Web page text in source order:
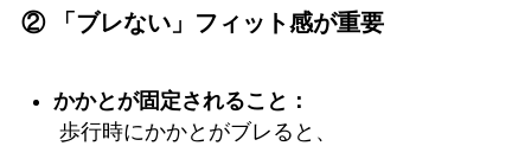
② 「ブレない」フィット感が重要
かかとが固定されること：
歩行時にかかとがブレると、